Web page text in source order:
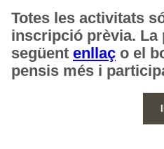
Totes les activitats
inscripció prèvia. La
següent enllaç o el
pensis més i